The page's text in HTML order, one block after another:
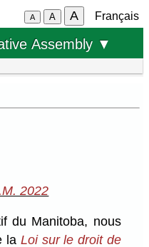
A A A Français
Assembly ▼
2022
du Manitoba, nous
la Loi sur le droit de